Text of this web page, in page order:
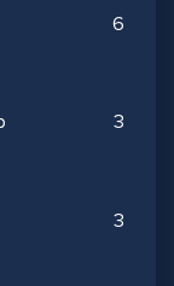
6
3
3